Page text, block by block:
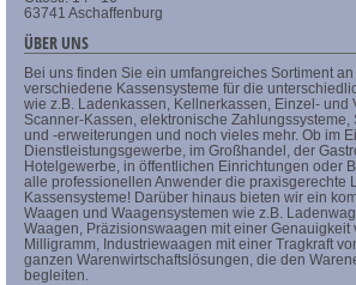
63741 Aschaffenburg
ÜBER UNS
Bei uns finden Sie ein umfangreiches Sortiment
verschiedene Kassensysteme für die
wie z.B. Ladenkassen, Kellnerkassen, Einzel- und
Scanner-Kassen, elektronische Zahlungssysteme,
und -erweiterungen und noch vieles mehr. Ob im
Dienstleistungsgewerbe, im Großhandel, der
Hotelgewerbe, in öffentlichen Einrichtungen oder
alle professionellen Anwender die praxisgerechte
Kassensysteme! Darüber hinaus bieten wir ein
Waagen und Waagensystemen wie z.B.
Waagen, Präzisionswaagen mit einer Genauigkeit
Milligramm, Industriewaagen mit einer Tragkraft
ganzen Warenwirtschaftslösungen, die den
begleiten.